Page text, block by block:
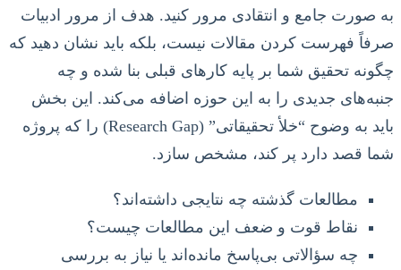
به صورت جامع و انتقادی مرور کنید. هدف از مرور ادبیات
صرفاً فهرست کردن مقالات نیست، بلکه باید نشان دهید که
چگونه تحقیق شما بر پایه کارهای قبلی بنا شده و چه
جنبه‌های جدیدی را به این حوزه اضافه می‌کند. این بخش
باید به وضوح “خلأ تحقیقاتی” (Research Gap) را که پروژه
شما قصد دارد پر کند، مشخص سازد.
مطالعات گذشته چه نتایجی داشته‌اند؟
نقاط قوت و ضعف این مطالعات چیست؟
چه سؤالاتی بی‌پاسخ مانده‌اند یا نیاز به بررسی